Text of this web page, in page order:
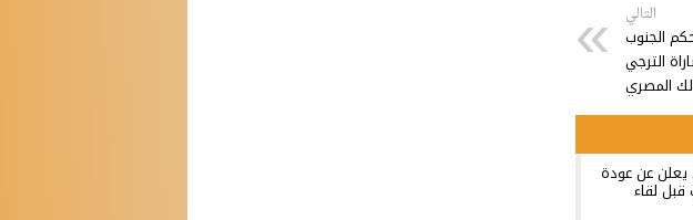
التالي
الجنوب
الترجي
المصري